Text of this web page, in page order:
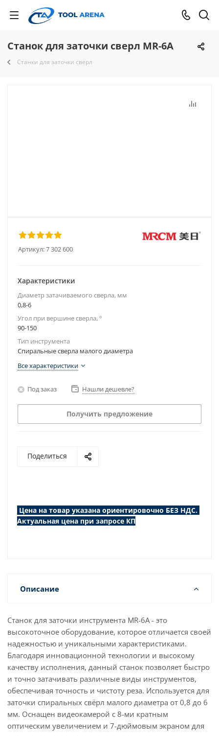
Станок для заточки сверл MR-6A
Станки для заточки сверл
Артикул:7 302 600
Характеристики
Диаметр затачиваемого сверла, мм
0,8-6
Угол при вершине сверла, °
90-150
Тип инструмента
Спиральные сверла малого диаметра
Все характеристики
Под заказ Нашли дешевле?
Получить предложение
Поделиться
Цена на товар указана ориентировочно БЕЗ НДС.
Актуальная цена при запросе КП
Описание
Станок для заточки инструмента MR-6A - это
высокоточное оборудование, которое отличается своей
надежностью и уникальными характеристиками.
Благодаря инновационной технологии и высокому
качеству исполнения, данный станок позволяет быстро
и точно затачивать различные виды инструментов,
обеспечивая точность и чистоту реза. Используется для
заточки спиральных свёрл малого диаметра от 0,8 до 6
мм. Оснащен видеокамерой с 8-ми кратным
оптическим увеличением и 7-дюймовым экраном для